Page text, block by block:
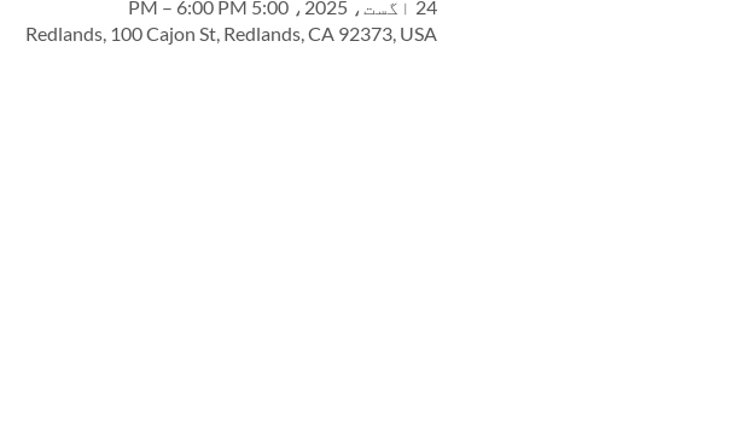
24 اگست، 2025، 5:00 PM – 6:00 PM
Redlands, 100 Cajon St, Redlands, CA 92373, USA